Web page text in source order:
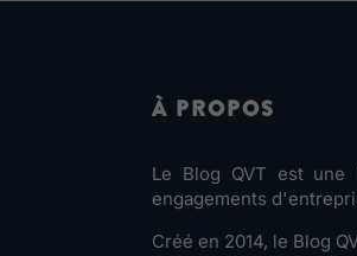
À PROPOS
Le Blog QVT est
engagements
Créé en 2014, le Blog